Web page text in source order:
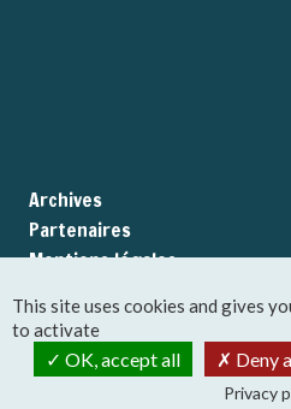
Archives
Partenaires
Mentions légales
This site uses cookies and gives
to activate
OK, accept all Deny
Privacy